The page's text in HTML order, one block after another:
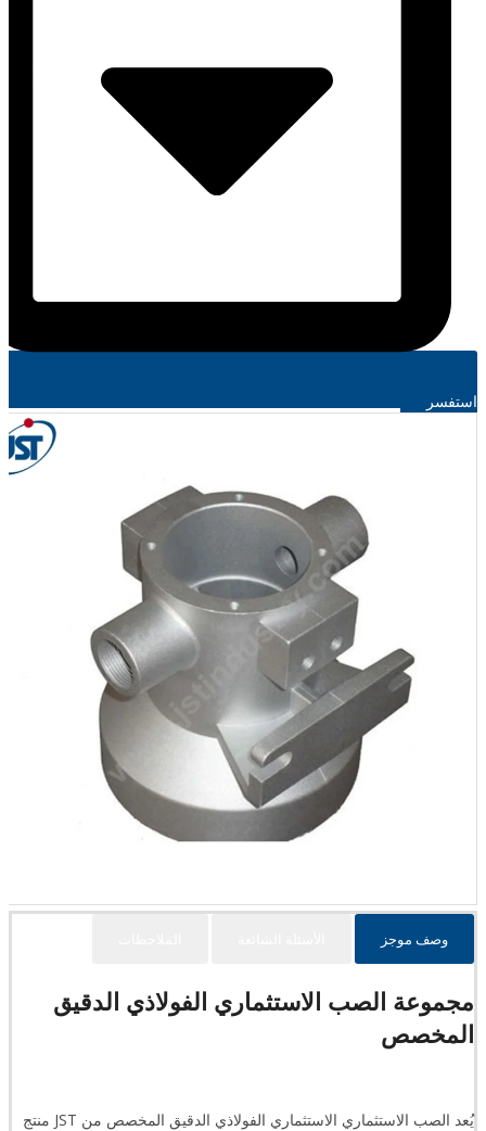
استفسر
وصف موجز
مجموعة الصب الاستثماري الفولاذي الدقيق
المخصص
يُعد الصب الاستثماري الاستثماري الفولاذي الدقيق المخصص من JST منتج